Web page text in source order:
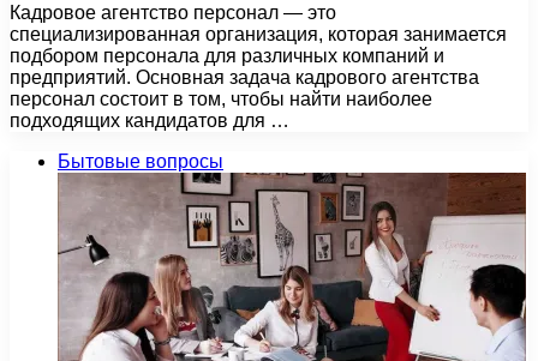
Кадровое агентство персонал — это
специализированная организация, которая занимается
подбором персонала для различных компаний и
предприятий. Основная задача кадрового агентства
персонал состоит в том, чтобы найти наиболее
подходящих кандидатов для …
Бытовые вопросы